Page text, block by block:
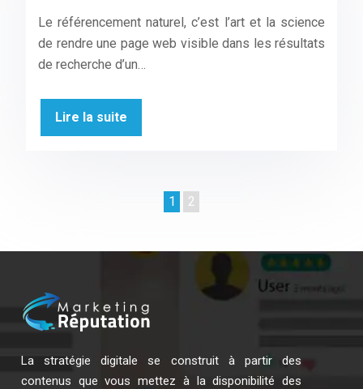
Le référencement naturel, c’est l’art et la science
de rendre une page web visible dans les résultats
de recherche d’un…
Lire la suite
1 2
La stratégie digitale se construit à partir des
contenus que vous mettez à la disponibilité des